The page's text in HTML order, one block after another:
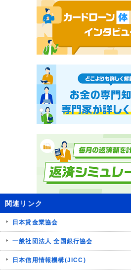
関連リンク
日本貸金業協会
一般社団法人 全国銀行協会
日本信用情報機構(JICC)